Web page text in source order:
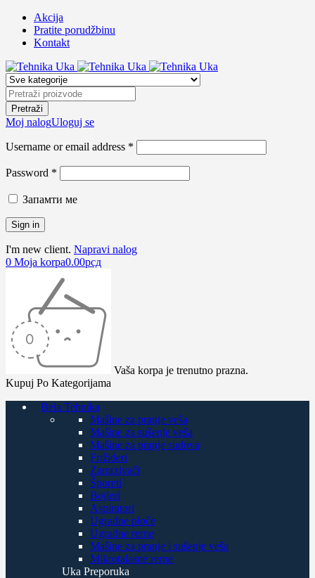
Akcija
Pratite porudžbinu
Kontakt
Moj nalogUloguj se
Username or email address *
Password *
Запамти ме
I'm new client. Napravi nalog
0 Moja korpa0.00рсд
Vaša korpa je trenutno prazna.
Kupuj Po Kategorijama
Bela Tehnika
Mašine za pranje veša
Mašine za sušenje veša
Mašine za pranje sudova
Frižideri
Zamrzivači
Šporeti
Bojleri
Aspiratori
Ugradne ploče
Ugradne rerne
Mašine za pranje i sušenje veša
Mikrotalasne rerne
Uka Preporuka